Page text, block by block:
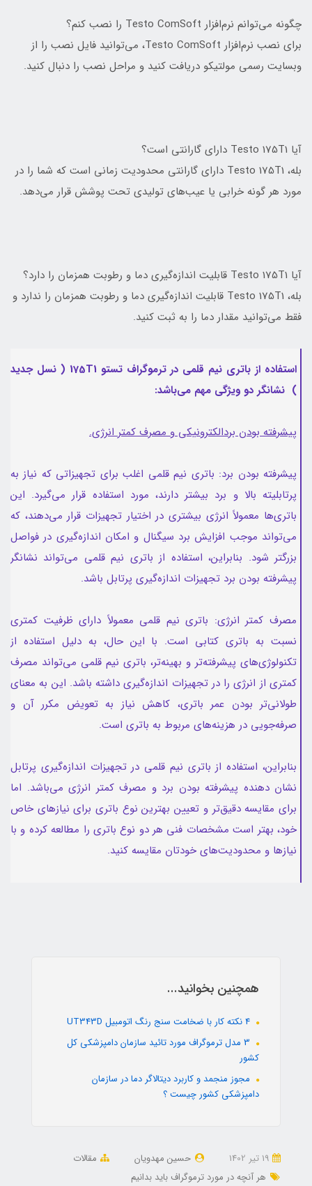
چگونه می‌توانم نرم‌افزار Testo ComSoft را نصب کنم؟
برای نصب نرم‌افزار Testo ComSoft، می‌توانید فایل نصب را از
وبسایت رسمی مولتیکو دریافت کنید و مراحل نصب را دنبال کنید.
آیا Testo 175T1 دارای گارانتی است؟
بله، Testo 175T1 دارای گارانتی محدودیت زمانی است که شما را در
مورد هر گونه خرابی یا عیب‌های تولیدی تحت پوشش قرار می‌دهد.
آیا Testo 175T1 قابلیت اندازه‌گیری دما و رطوبت همزمان را دارد؟
بله، Testo 175T1 قابلیت اندازه‌گیری دما و رطوبت همزمان را ندارد و
فقط می‌توانید مقدار دما را به ثبت کنید.
استفاده از باتری نیم قلمی در ترموگراف تستو 175T1 ( نسل جدید
) نشانگر دو ویژگی مهم می‌باشد:
پیشرفته بودن بردالکترونیکی و مصرف کمتر انرژی.
پیشرفته بودن برد: باتری نیم قلمی اغلب برای تجهیزاتی که نیاز به
پرتابلیته بالا و برد بیشتر دارند، مورد استفاده قرار می‌گیرد. این
باتری‌ها معمولاً انرژی بیشتری در اختیار تجهیزات قرار می‌دهند، که
می‌تواند موجب افزایش برد سیگنال و امکان اندازه‌گیری در فواصل
بزرگتر شود. بنابراین، استفاده از باتری نیم قلمی می‌تواند نشانگر
پیشرفته بودن برد تجهیزات اندازه‌گیری پرتابل باشد.
مصرف کمتر انرژی: باتری نیم قلمی معمولاً دارای ظرفیت کمتری
نسبت به باتری کتابی است. با این حال، به دلیل استفاده از
تکنولوژی‌های پیشرفته‌تر و بهینه‌تر، باتری نیم قلمی می‌تواند مصرف
کمتری از انرژی را در تجهیزات اندازه‌گیری داشته باشد. این به معنای
طولانی‌تر بودن عمر باتری، کاهش نیاز به تعویض مکرر آن و
صرفه‌جویی در هزینه‌های مربوط به باتری است.
بنابراین، استفاده از باتری نیم قلمی در تجهیزات اندازه‌گیری پرتابل
نشان دهنده پیشرفته بودن برد و مصرف کمتر انرژی می‌باشد. اما
برای مقایسه دقیق‌تر و تعیین بهترین نوع باتری برای نیازهای خاص
خود، بهتر است مشخصات فنی هر دو نوع باتری را مطالعه کرده و با
نیازها و محدودیت‌های خودتان مقایسه کنید.
همچنین بخوانید...
3 مدل ترموگراف مورد تائید سازمان دامپزشکی کل
کشور
مجوز منجمد و کاربرد دیتالاگر دما در سازمان
دامپزشکی کشور چیست ؟
حسین مهدویان
مقالات
هر آنچه در مورد ترموگراف باید بدانیم